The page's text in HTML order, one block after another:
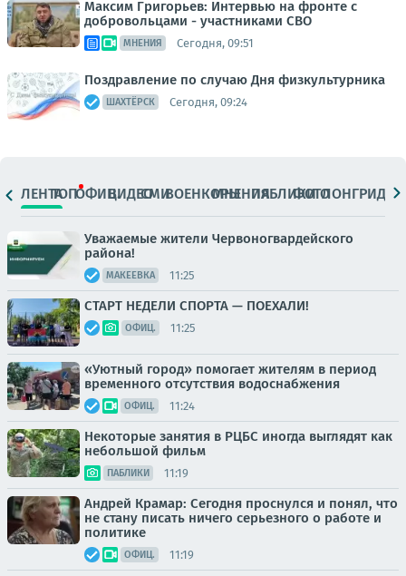
Максим Григорьев: Интервью на фронте с
добровольцами - участниками СВО
МНЕНИЯ Сегодня, 09:51
Поздравление по случаю Дня физкультурника
ШАХТЁРСК Сегодня, 09:24
ЛЕНТАТОПОФИЦ.ВИДЕОСМИВОЕНКОРЫМНЕНИЯПАБЛИКИ
ФОТОЛОНГРИДЫ
Уважаемые жители Червоногвардейского
района!
МАКЕЕВКА 11:25
СТАРТ НЕДЕЛИ СПОРТА — ПОЕХАЛИ!
ОФИЦ. 11:25
«Уютный город» помогает жителям в период
временного отсутствия водоснабжения
ОФИЦ. 11:24
Некоторые занятия в РЦБС иногда выглядят как
небольшой фильм
ПАБЛИКИ 11:19
Андрей Крамар: Сегодня проснулся и понял, что
не стану писать ничего серьезного о работе и
политике
ОФИЦ. 11:19